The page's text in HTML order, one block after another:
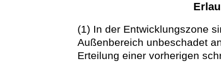
(1) In der Entwicklungszone
Außenbereich unbeschadet
Erteilung einer vorherigen